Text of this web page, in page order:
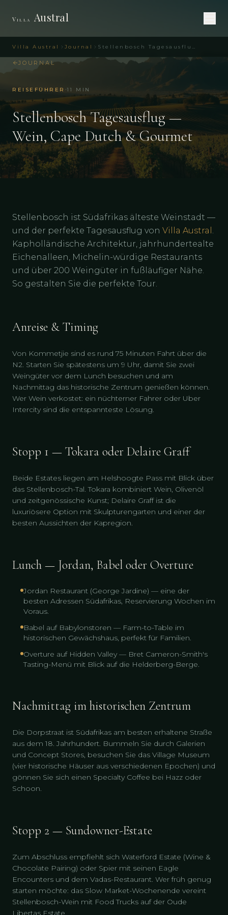
Villa Austral Journal Stellenbosch Tagesausflug – Wein & Cape Dutch | Villa Austral
Villa Austral
JOURNAL
REISEFÜHRER ·11 MIN
Stellenbosch Tagesausflug —
Wein, Cape Dutch & Gourmet
Stellenbosch ist Südafrikas älteste Weinstadt —
und der perfekte Tagesausflug von Villa Austral .
Kapholländische Architektur, jahrhundertealte
Eichenalleen, Michelin-würdige Restaurants
und über 200 Weingüter in fußläufiger Nähe.
So gestalten Sie die perfekte Tour.
Anreise & Timing
Von Kommetjie sind es rund 75 Minuten Fahrt über die
N2. Starten Sie spätestens um 9 Uhr, damit Sie zwei
Weingüter vor dem Lunch besuchen und am
Nachmittag das historische Zentrum genießen können.
Wer Wein verkostet: ein nüchterner Fahrer oder Uber
Intercity sind die entspannteste Lösung.
Stopp 1 — Tokara oder Delaire Graff
Beide Estates liegen am Helshoogte Pass mit Blick über
das Stellenbosch-Tal. Tokara kombiniert Wein, Olivenöl
und zeitgenössische Kunst; Delaire Graff ist die
luxuriösere Option mit Skulpturengarten und einer der
besten Aussichten der Kapregion.
Lunch — Jordan, Babel oder Overture
Jordan Restaurant (George Jardine) — eine der
besten Adressen Südafrikas, Reservierung Wochen im
Voraus.
Babel auf Babylonstoren — Farm-to-Table im
historischen Gewächshaus, perfekt für Familien.
Overture auf Hidden Valley — Bret Cameron-Smith's
Tasting-Menü mit Blick auf die Helderberg-Berge.
Nachmittag im historischen Zentrum
Die Dorpstraat ist Südafrikas am besten erhaltene Straße
aus dem 18. Jahrhundert. Bummeln Sie durch Galerien
und Concept Stores, besuchen Sie das Village Museum
(vier historische Häuser aus verschiedenen Epochen) und
gönnen Sie sich einen Specialty Coffee bei Hazz oder
Schoon.
Stopp 2 — Sundowner-Estate
Zum Abschluss empfiehlt sich Waterford Estate (Wine &
Chocolate Pairing) oder Spier mit seinen Eagle
Encounters und dem Vadas-Restaurant. Wer früh genug
starten möchte: das Slow Market-Wochenende vereint
Stellenbosch-Wein mit Food Trucks auf der Oude
Libertas Estate.